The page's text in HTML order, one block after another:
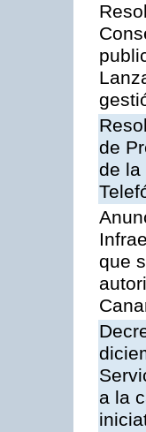
de
de la
que
a la